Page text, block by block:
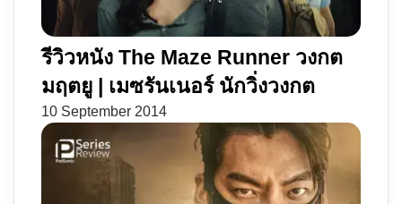
รีวิวหนัง The Maze Runner วงกต
มฤตยู | เมซรันเนอร์ นักวิ่งวงกต
10 September 2014